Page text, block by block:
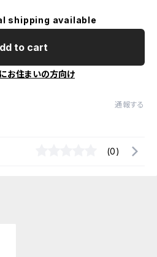
shipping available
to cart
お住まいの方向け
通報する
(0)